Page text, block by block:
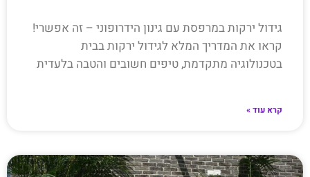
גידול ירקות במרפסת עם גינון הידרופוני – זה אפשרי!
קראו את המדריך המלא לגידול ירקות בבית
בטכנולוגיה מתקדמת, טיפים חשובים והטבה בלעדית
קרא עוד »